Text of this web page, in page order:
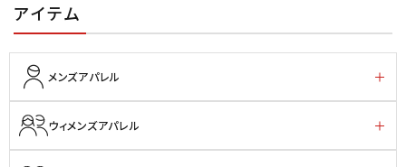
アイテム
メンズアパレル
ウィメンズアパレル